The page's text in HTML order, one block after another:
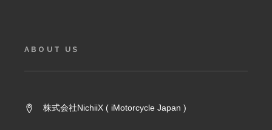
ABOUT US
株式会社NichiiX ( iMotorcycle Japan )